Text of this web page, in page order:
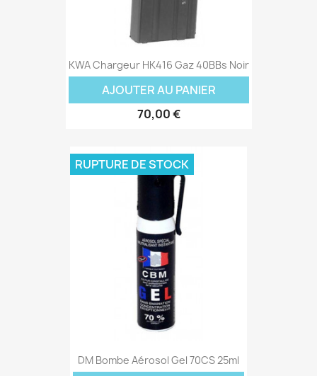
KWA Chargeur HK416 Gaz 40BBs Noir
AJOUTER AU PANIER
70,00 €
DM Bombe Aérosol Gel 70CS 25ml
RUPTURE DE STOCK